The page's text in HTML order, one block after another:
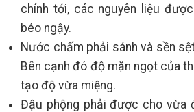
chính tới, các nguyên liệu
béo ngậy.
Nước chấm phải sánh và sền
Bên cạnh đó độ mặn ngọt của
tạo độ vừa miệng.
Đậu phộng phải được cho vừa